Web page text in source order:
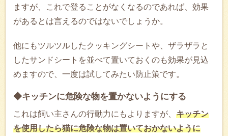
ますが、これで登ることがなくなるのであれば、効果
があるとは言えるのではないでしょうか。
他にもツルツルしたクッキングシートや、ザラザラと
したサンドシートを並べて置いておくのも効果が見込
めますので、一度は試してみたい防止策です。
◆キッチンに危険な物を置かないようにする
これは飼い主さんの行動力にもよりますが、 キッチン
を使用したら猫に危険な物は置いておかないように